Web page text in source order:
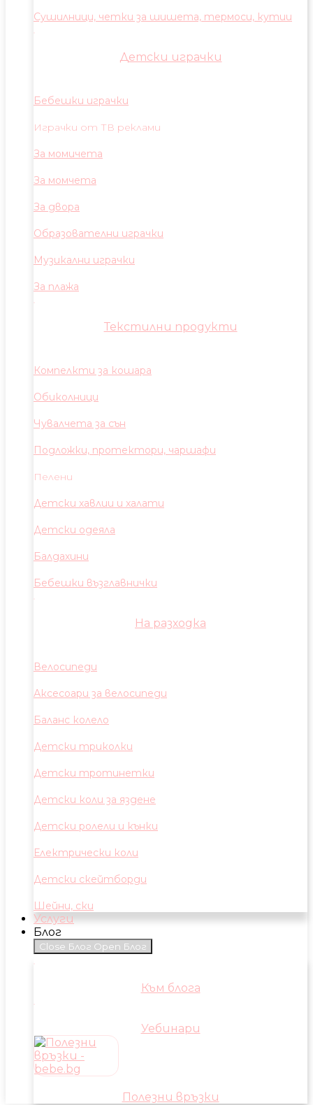
Сушилници, четки за шишета, термоси, кутии
Детски играчки
Бебешки играчки
Играчки от ТВ реклами
За момичета
За момчета
За двора
Образователни играчки
Музикални играчки
За плажа
Текстилни продукти
Компелкти за кошара
Обиколници
Чувалчета за сън
Подложки, протектори, чаршафи
Пелени
Детски хавлии и халати
Детски одеяла
Балдахини
Бебешки възглавнички
На разходка
Велосипеди
Аксесоари за велосипеди
Баланс колело
Детски триколки
Детски тротинетки
Детски коли за яздене
Детски ролели и кънки
Електрически коли
Детски скейтборди
Шейни, ски
Услуги
Блог
Close Блог Open Блог
Към блога
Уебинари
Полезни връзки